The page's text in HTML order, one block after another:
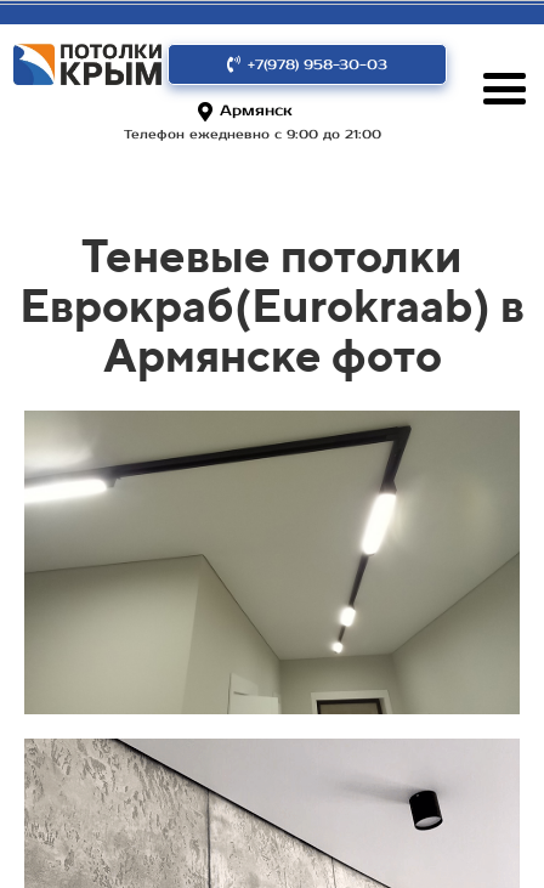
+7(978) 958-30-03
Армянск
Телефон ежедневно с 9:00 до 21:00
Теневые потолки
Еврокраб(Eurokraab) в
Армянске фото